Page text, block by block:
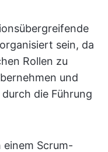
sein, da
Rollen zu
und
die Führung
einem Scrum-